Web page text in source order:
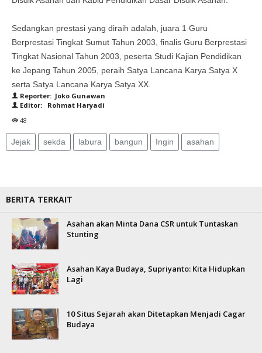
Sedangkan prestasi yang diraih adalah, juara 1 Guru
Berprestasi Tingkat Sumut Tahun 2003, finalis Guru Berprestasi
Tingkat Nasional Tahun 2003, peserta Studi Kajian Pendidikan
ke Jepang Tahun 2005, peraih Satya Lancana Karya Satya X
serta Satya Lancana Karya Satya XX.
Reporter: Joko Gunawan
Editor: Rohmat Haryadi
48
Jejak sekda labura bangun Ingin asahan
BERITA TERKAIT
Asahan akan Minta Dana CSR untuk Tuntaskan
Stunting
Asahan Kaya Budaya, Supriyanto: Kita Hidupkan
Lagi
10 Situs Sejarah akan Ditetapkan Menjadi Cagar
Budaya